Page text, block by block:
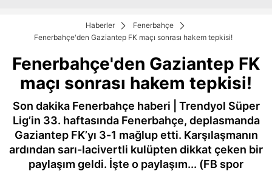
Haberler
Fenerbahçe
Fenerbahçe'den Gaziantep FK maçı sonrası hakem tepkisi!
Fenerbahçe'den Gaziantep FK
maçı sonrası hakem tepkisi!
Son dakika Fenerbahçe haberi | Trendyol Süper
Lig’in 33. haftasında Fenerbahçe, deplasmanda
Gaziantep FK’yı 3-1 mağlup etti. Karşılaşmanın
ardından sarı-lacivertli kulüpten dikkat çeken bir
paylaşım geldi. İşte o paylaşım... (FB spor